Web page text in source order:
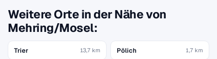
Weitere Orte in der Nähe von
Mehring/Mosel:
Trier 13,7 km Pölich 1,7 km